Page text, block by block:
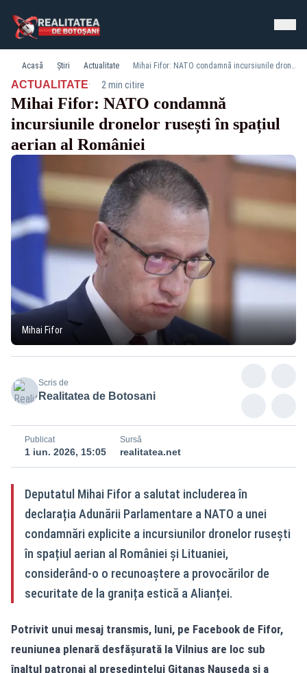
Acasă Știri Actualitate Mihai Fifor: NATO condamnă incursiunile dronelor rusești în spațiul aerian al României
ACTUALITATE· 2 min citire
Mihai Fifor: NATO condamnă
incursiunile dronelor rusești în spațiul
aerian al României
Mihai Fifor
Scris de
Realitatea de Botosani
Publicat
1 iun. 2026, 15:05
Sursă
realitatea.net
Deputatul Mihai Fifor a salutat includerea în
declarația Adunării Parlamentare a NATO a unei
condamnări explicite a incursiunilor dronelor rusești
în spațiul aerian al României și Lituaniei,
considerând-o o recunoaștere a provocărilor de
securitate de la granița estică a Alianței.
Potrivit unui mesaj transmis, luni, pe Facebook de Fifor,
reuniunea plenară desfășurată la Vilnius are loc sub
înaltul patronaj al președintelui Gitanas Nauseda și a